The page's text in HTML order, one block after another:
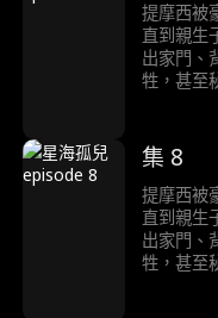
提摩西被
直到親生
出家門、
牲，甚至
白自己失
集 8
提摩西被
直到親生
出家門、
牲，甚至